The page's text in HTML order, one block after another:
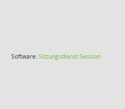
Software:SitzungsdienstSession(Wird in